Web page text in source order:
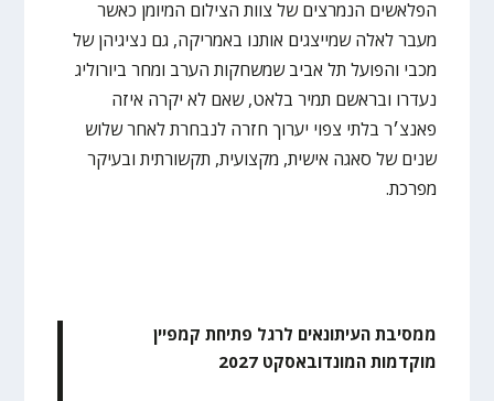
הפלאשים הנמרצים של צוות הצילום המיומן כאשר
מעבר לאלה שמייצגים אותנו באמריקה, גם נציגיהן של
מכבי והפועל תל אביב שמשחקות הערב ומחר ביורוליג
נעדרו ובראשם תמיר בלאט, שאם לא יקרה איזה
פאנצ׳ר בלתי צפוי יערוך חזרה לנבחרת לאחר שלוש
שנים של סאגה אישית, מקצועית, תקשורתית ובעיקר
מפרכת.
ממסיבת העיתונאים לרגל פתיחת קמפיין
מוקדמות המונדובאסקט 2027